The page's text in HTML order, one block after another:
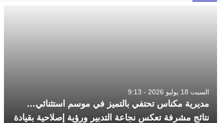
السبت 18 يوليو 2026 - 9:13
مديرية مكناس تحتفي بالتميز في موسم استثنائي…
نتائج مشرفة تعكس نجاعة التدبير ورؤية إصلاحية بقيادة